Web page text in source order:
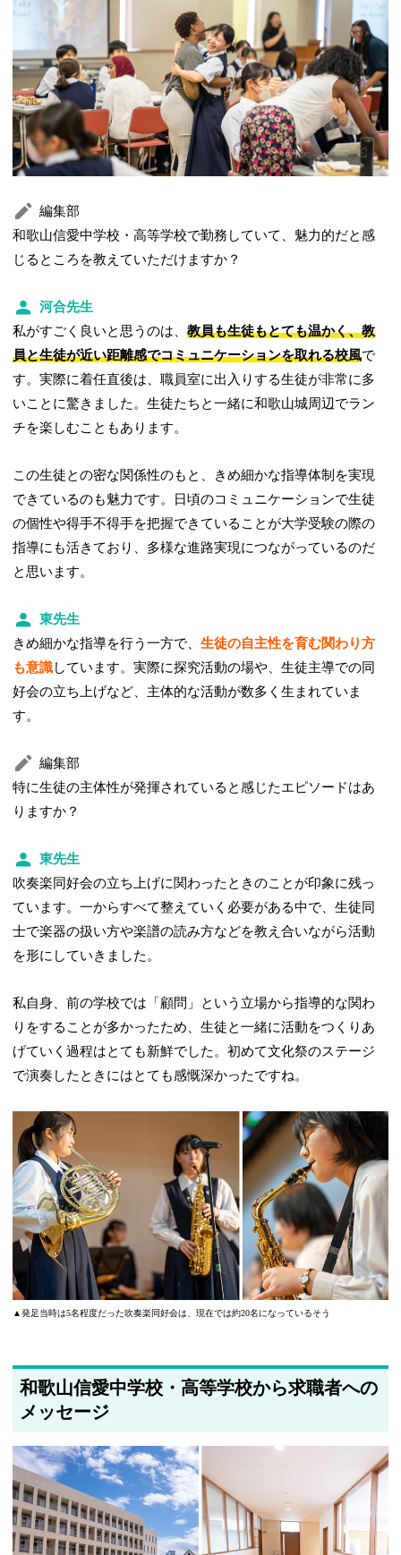
編集部
和歌山信愛中学校・高等学校で勤務していて、魅力的だと感
じるところを教えていただけますか？
河合先生
私がすごく良いと思うのは、教員も生徒もとても温かく、教
員と生徒が近い距離感でコミュニケーションを取れる校風で
す。実際に着任直後は、職員室に出入りする生徒が非常に多
いことに驚きました。生徒たちと一緒に和歌山城周辺でラン
チを楽しむこともあります。
この生徒との密な関係性のもと、きめ細かな指導体制を実現
できているのも魅力です。日頃のコミュニケーションで生徒
の個性や得手不得手を把握できていることが大学受験の際の
指導にも活きており、多様な進路実現につながっているのだ
と思います。
東先生
きめ細かな指導を行う一方で、生徒の自主性を育む関わり方
も意識しています。実際に探究活動の場や、生徒主導での同
好会の立ち上げなど、主体的な活動が数多く生まれていま
す。
編集部
特に生徒の主体性が発揮されていると感じたエピソードはあ
りますか？
東先生
吹奏楽同好会の立ち上げに関わったときのことが印象に残っ
ています。一からすべて整えていく必要がある中で、生徒同
士で楽器の扱い方や楽譜の読み方などを教え合いながら活動
を形にしていきました。
私自身、前の学校では「顧問」という立場から指導的な関わ
りをすることが多かったため、生徒と一緒に活動をつくりあ
げていく過程はとても新鮮でした。初めて文化祭のステージ
で演奏したときにはとても感慨深かったですね。
▲発足当時は5名程度だった吹奏楽同好会は、現在では約20名になっているそう
和歌山信愛中学校・高等学校から求職者への
メッセージ